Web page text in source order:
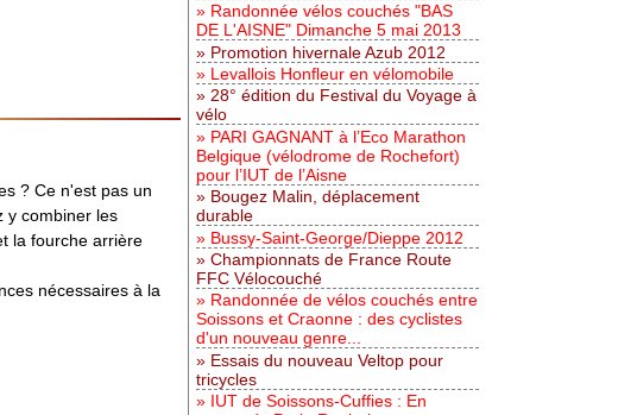
? Ce n'est pas un
y combiner les
la fourche arrière
nécessaires à la
Randonnée vélos couchés "BAS
DE L'AISNE" Dimanche 5 mai 2013
Promotion hivernale Azub 2012
Levallois Honfleur en vélomobile
28° édition du Festival du Voyage à
vélo
PARI GAGNANT à l’Eco Marathon
Belgique (vélodrome de Rochefort)
pour l’IUT de l’Aisne
Bougez Malin, déplacement
durable
Bussy-Saint-George/Dieppe 2012
Championnats de France Route
FFC Vélocouché
Randonnée de vélos couchés entre
Soissons et Craonne : des cyclistes
d'un nouveau genre...
Essais du nouveau Veltop pour
tricycles
IUT de Soissons-Cuffies : En